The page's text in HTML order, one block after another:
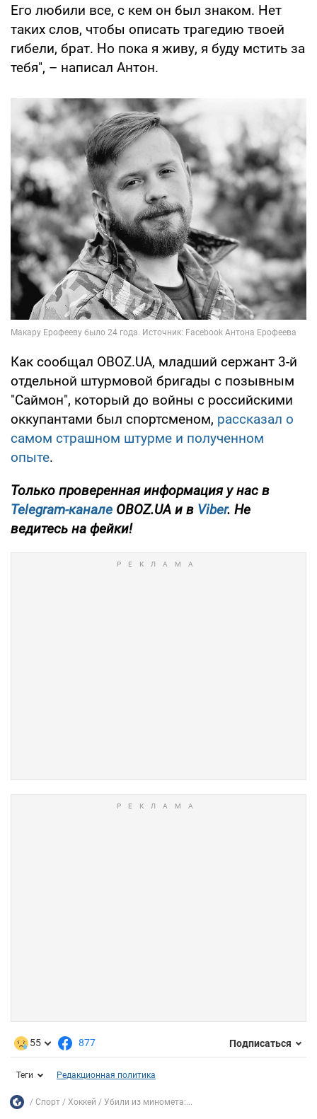
Его любили все, с кем он был знаком. Нет
таких слов, чтобы описать трагедию твоей
гибели, брат. Но пока я живу, я буду мстить за
тебя", – написал Антон.
Как сообщал OBOZ.UA, младший сержант 3-й
отдельной штурмовой бригады с позывным
"Саймон", который до войны с российскими
оккупантами был спортсменом, рассказал о
самом страшном штурме и полученном
опыте.
Только проверенная информация у нас в
Telegram-канале OBOZ.UA и в Viber. Не
ведитесь на фейки!
55 877 Подписаться
Теги Редакционная политика
Спорт Хоккей Убили из миномета:...